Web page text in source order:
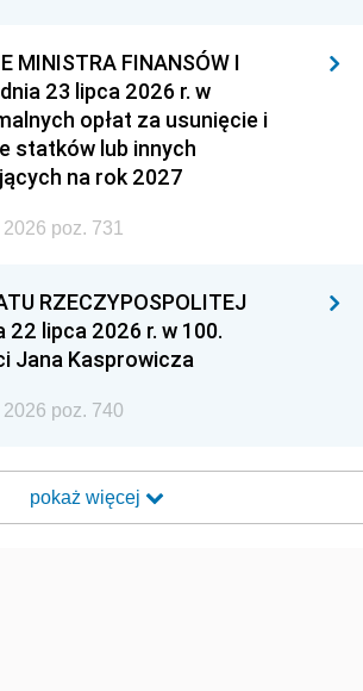
MINISTRA FINANSÓW I
23 lipca 2026 r. w
opłat za usunięcie i
statków lub innych
na rok 2027
poz. 731
RZECZYPOSPOLITEJ
22 lipca 2026 r. w 100.
Jana Kasprowicza
poz. 740
pokaż więcej